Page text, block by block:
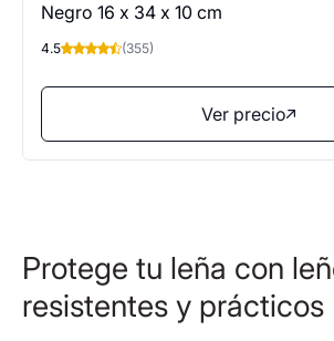
Negro 16 x 34 x 10 cm
4.5 (355)
Ver precio
Protege tu leña con
resistentes y prácticos